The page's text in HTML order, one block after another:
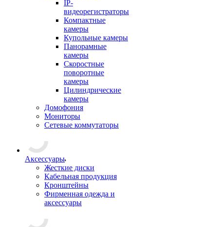
IP-
видеорегистраторы
Компактные
камеры
Купольные камеры
Панорамные
камеры
Скоростные
поворотные
камеры
Цилиндрические
камеры
Домофония
Мониторы
Сетевые коммутаторы
Аксессуары
Жесткие диски
Кабельная продукция
Кронштейны
Фирменная одежда и
аксессуары